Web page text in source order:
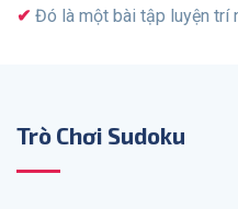
Đó là một bài tập luyện trí
Trò Chơi Sudoku